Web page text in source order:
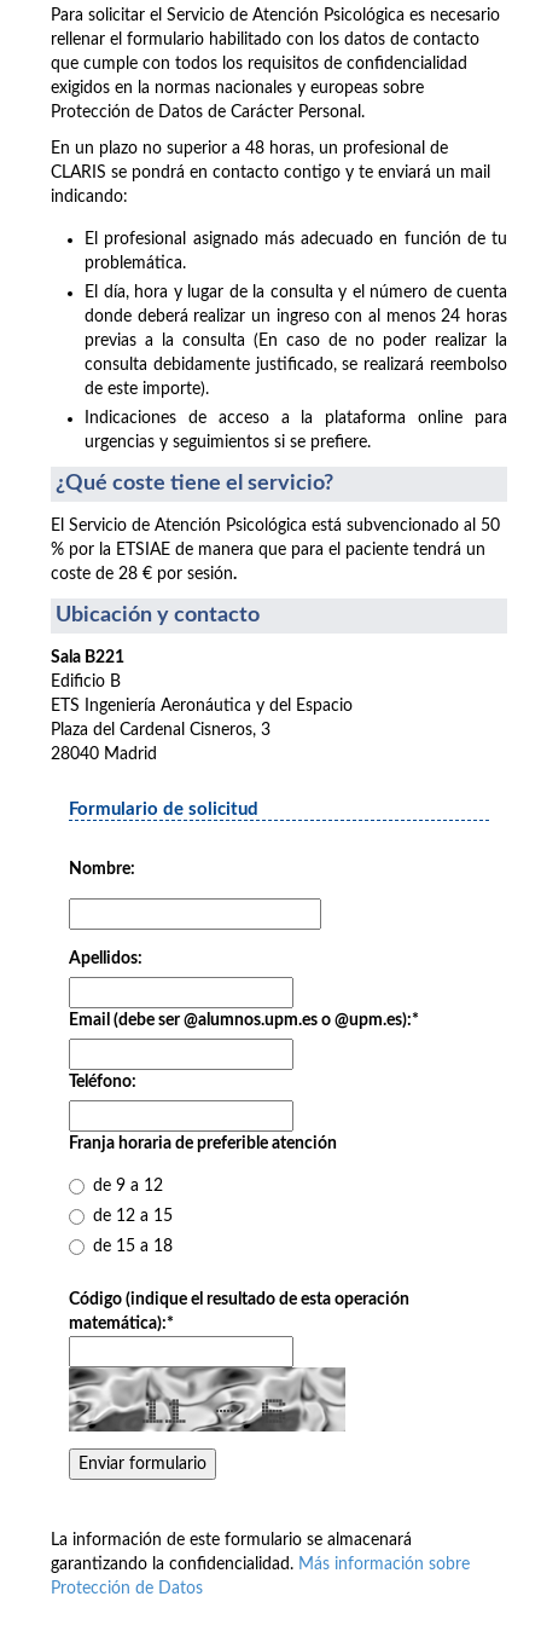
Para solicitar el Servicio de Atención Psicológica es necesario
rellenar el formulario habilitado con los datos de contacto
que cumple con todos los requisitos de confidencialidad
exigidos en la normas nacionales y europeas sobre
Protección de Datos de Carácter Personal.
En un plazo no superior a 48 horas, un profesional de
CLARIS se pondrá en contacto contigo y te enviará un mail
indicando:
El profesional asignado más adecuado en función de tu
problemática.
El día, hora y lugar de la consulta y el número de cuenta
donde deberá realizar un ingreso con al menos 24 horas
previas a la consulta (En caso de no poder realizar la
consulta debidamente justificado, se realizará reembolso
de este importe).
Indicaciones de acceso a la plataforma online para
urgencias y seguimientos si se prefiere.
¿Qué coste tiene el servicio?
El Servicio de Atención Psicológica está subvencionado al 50
% por la ETSIAE de manera que para el paciente tendrá un
coste de 28 € por sesión.
Ubicación y contacto
Sala B221
Edificio B
ETS Ingeniería Aeronáutica y del Espacio
Plaza del Cardenal Cisneros, 3
28040 Madrid
Formulario de solicitud
Nombre:
Apellidos:
Email (debe ser @alumnos.upm.es o @upm.es):*
Teléfono:
Franja horaria de preferible atención
de 9 a 12
de 12 a 15
de 15 a 18
Código (indique el resultado de esta operación
matemática):*
La información de este formulario se almacenará
garantizando la confidencialidad. Más información sobre
Protección de Datos